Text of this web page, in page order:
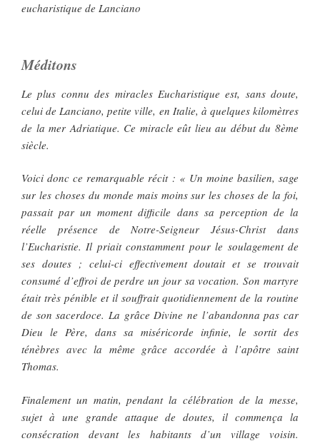
eucharistique de Lanciano
Méditons
Le plus connu des miracles Eucharistique est, sans doute,
celui de Lanciano, petite ville, en Italie, à quelques kilomètres
de la mer Adriatique. Ce miracle eût lieu au début du 8ème
siècle.
Voici donc ce remarquable récit : « Un moine basilien, sage
sur les choses du monde mais moins sur les choses de la foi,
passait par un moment difficile dans sa perception de la
réelle présence de Notre-Seigneur Jésus-Christ dans
l’Eucharistie. Il priait constamment pour le soulagement de
ses doutes ; celui-ci effectivement doutait et se trouvait
consumé d’effroi de perdre un jour sa vocation. Son martyre
était très pénible et il souffrait quotidiennement de la routine
de son sacerdoce. La grâce Divine ne l’abandonna pas car
Dieu le Père, dans sa miséricorde infinie, le sortit des
ténèbres avec la même grâce accordée à l’apôtre saint
Thomas.
Finalement un matin, pendant la célébration de la messe,
sujet à une grande attaque de doutes, il commença la
consécration devant les habitants d’un village voisin.